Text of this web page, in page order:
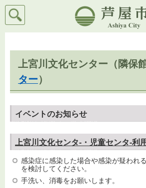
芦屋市
検索
上宮川文化センター（隣保
ター）
イベントのお知らせ
上宮川文化センタ-・児童センタ-利
感染症に感染した場合や感染が疑われ
を検討してください。
手洗い、消毒をお願いします。